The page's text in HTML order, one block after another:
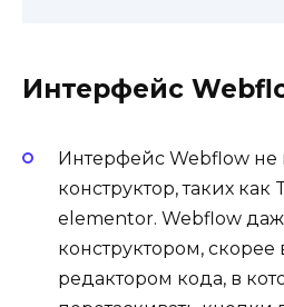
Интерфейс
Интерфейс Webflow
конструктор, таких
elementor. Webflow
конструктором,
редактором кода, в